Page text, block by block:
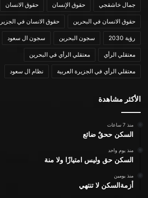
جمال خاشقجي حقوق الإنسان حقوق الانسان
حقوق الانسان في البحرين حقوق الانسان في
رؤية 2030 سجون البحرين سجون ال سعود
معتقلي الرأي معتقلي الرأي في البحرين
معتقلي الرأي في الجزيرة العربية نظام ال سعود
الأكثر مشاهدة
منذ 7 ساعات
السكن ححقٌ ضائع
منذ يوم واحد
السكن حق وليس امتيازًا ولا منة
منذ يومين
أزمةالسكن لا تنتهي